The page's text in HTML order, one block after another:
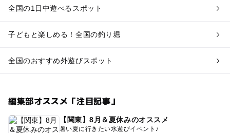
全国の1日中遊べるスポット
子どもと楽しめる！全国の釣り堀
全国のおすすめ外遊びスポット
編集部オススメ「注目記事」
【関東】8月＆夏休みのオススメ
暑い夏に行きたい水遊びイベント♪